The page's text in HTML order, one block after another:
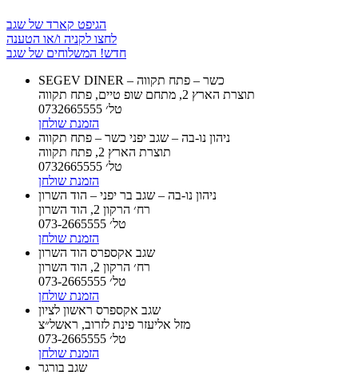
הגיפט קארד של שגב
לחצו לקניה ו/או הטענה
חדש! המשלוחים של שגב
SEGEV DINER – כשר – פתח תקווה
תוצרת הארץ 2, מתחם שופ טיים, פתח תקווה
טל׳ 0732665555
הזמנת שולחן
ניהון נו-בה – שגב יפני כשר – פתח תקווה
תוצרת הארץ 2, פתח תקווה
טל׳ 0732665555
הזמנת שולחן
ניהון נו-בה – שגב בר יפני – הוד השרון
רח׳ הרקון 2, הוד השרון
טל׳ 073-2665555
הזמנת שולחן
שגב אקספרס הוד השרון
רח׳ הרקון 2, הוד השרון
טל׳ 073-2665555
הזמנת שולחן
שגב אקספרס ראשון לציון
מזל אליעזר פינת לזרוב, ראשל״צ
טל׳ 073-2665555
הזמנת שולחן
שגב בורגר